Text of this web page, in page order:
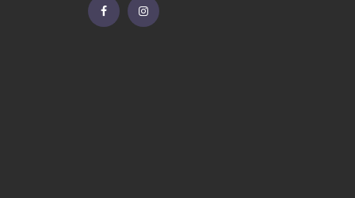
FacebookInstagram